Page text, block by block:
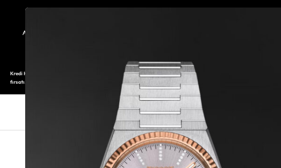
Kredi Kartı ile 12 aya varan taksitli alışveriş imkanı. Üstelik ilk 6 taksite %0 komisyon
fırsatı.
SAAT AKSESUARLARITAKI VE MÜCEVHER